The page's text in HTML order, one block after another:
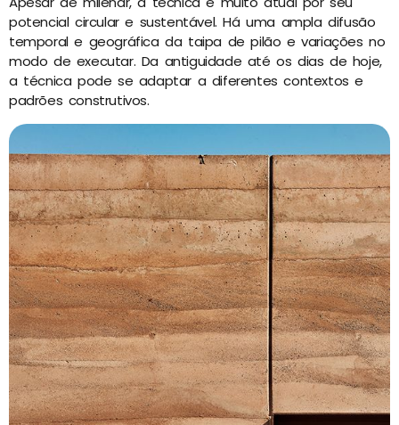
potencial circular e sustentável. Há uma ampla difusão
temporal e geográfica da taipa de pilão e variações no
modo de executar. Da antiguidade até os dias de hoje,
a técnica pode se adaptar a diferentes contextos e
padrões construtivos.